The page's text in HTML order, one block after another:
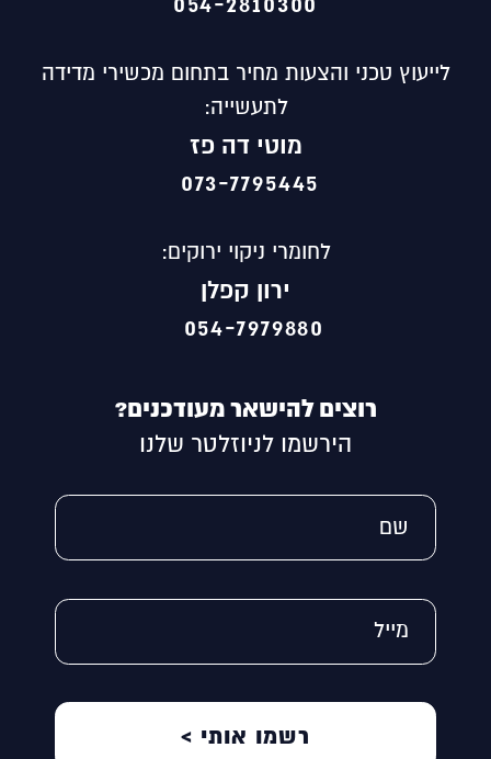
לייעוץ טכני והצעות מחיר בתחום מכשירי מדידה
לתעשייה:
מוטי דה פז
073-7795445
לחומרי ניקוי ירוקים:
ירון קפלן
054-7979880
רוצים להישאר מעודכנים?
הירשמו לניוזלטר שלנו
שם
מייל
Alternative: